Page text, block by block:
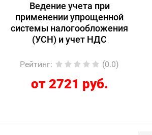
Ведение учета при
применении упрощенной
системы налогообложения
(УСН) и учет НДС
Рейтинг: (0.0)
от 2721 руб.